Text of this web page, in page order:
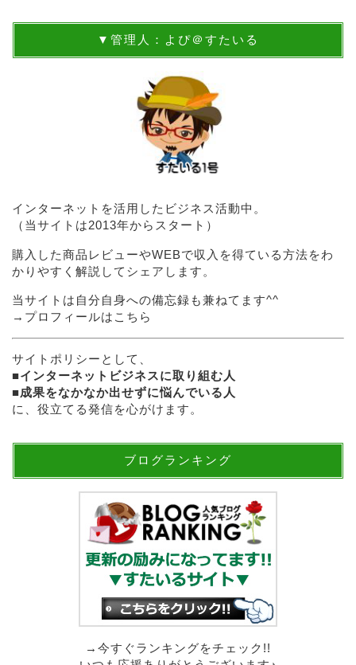
▼管理人：よぴ＠すたいる
インターネットを活用したビジネス活動中。
（当サイトは2013年からスタート）
購入した商品レビューやWEBで収入を得ている方法をわ
かりやすく解説してシェアします。
当サイトは自分自身への備忘録も兼ねてます^^
→ プロフィールはこちら
サイトポリシーとして、
■インターネットビジネスに取り組む人
■成果をなかなか出せずに悩んでいる人
に、役立てる発信を心がけます。
ブログランキング
→今すぐランキングをチェック!!